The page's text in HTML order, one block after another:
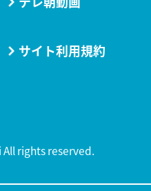
サイト利用規約
rights reserved.